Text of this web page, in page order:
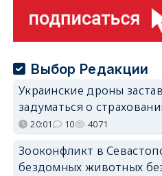
Выбор Редакции
Украинские дроны
задуматься о
20:01 10 4071
Зооконфликт в
бездомных животных